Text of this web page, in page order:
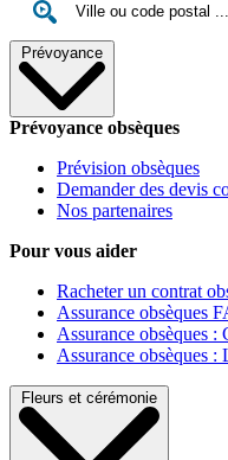
Prévoyance
Prévoyance obsèques
Prévision obsèques
Demander des devis
Nos partenaires
Pour vous aider
Racheter un contrat
Assurance obsèques
Assurance obsèques
Assurance obsèques :
Fleurs et cérémonie